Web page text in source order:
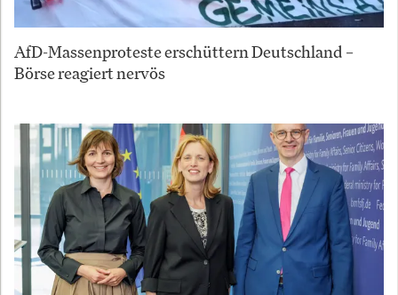
AfD-Massenproteste erschüttern Deutschland –
Börse reagiert nervös